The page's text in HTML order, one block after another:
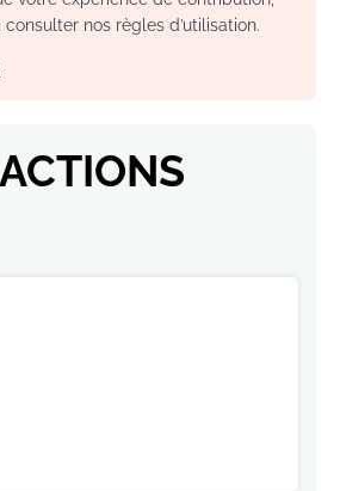
consulter nos règles d’utilisation.